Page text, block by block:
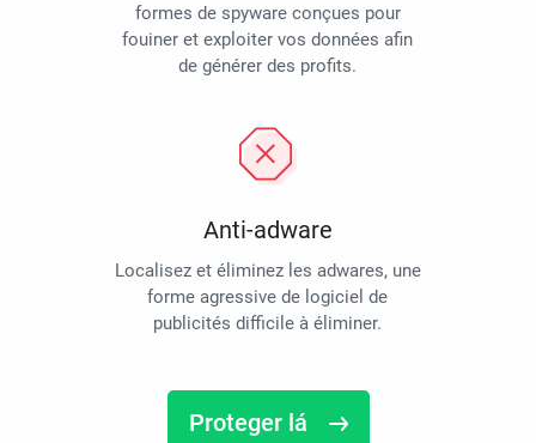
formes de spyware conçues pour
fouiner et exploiter vos données afin
de générer des profits.
Anti-adware
Localisez et éliminez les adwares, une
forme agressive de logiciel de
publicités difficile à éliminer.
Proteger lá